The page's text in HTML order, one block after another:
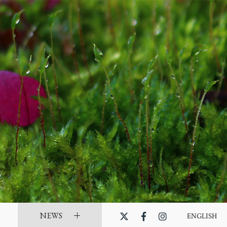
NEWS ENGLISH